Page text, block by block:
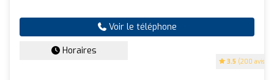
3.5 (200 avis)
Voir le téléphone
Horaires